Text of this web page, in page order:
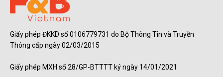
Giấy phép ĐKKD số 0106779731 do Bộ Thông Tin và Truyền
Thông cấp ngày 02/03/2015
Giấy phép MXH số 28/GP-BTTTT ký ngày 14/01/2021